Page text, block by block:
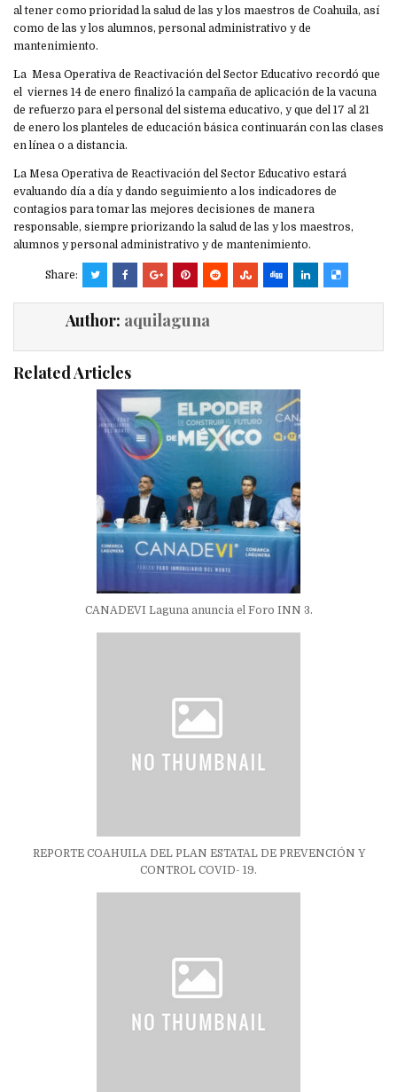
al tener como prioridad la salud de las y los maestros de Coahuila, así
como de las y los alumnos, personal administrativo y de
mantenimiento.
La Mesa Operativa de Reactivación del Sector Educativo recordó que
el viernes 14 de enero finalizó la campaña de aplicación de la vacuna
de refuerzo para el personal del sistema educativo, y que del 17 al 21
de enero los planteles de educación básica continuarán con las clases
en línea o a distancia.
La Mesa Operativa de Reactivación del Sector Educativo estará
evaluando día a día y dando seguimiento a los indicadores de
contagios para tomar las mejores decisiones de manera
responsable, siempre priorizando la salud de las y los maestros,
alumnos y personal administrativo y de mantenimiento.
Share:
Author: aquilaguna
Related Articles
CANADEVI Laguna anuncia el Foro INN 3.
REPORTE COAHUILA DEL PLAN ESTATAL DE PREVENCIÓN Y
CONTROL COVID- 19.